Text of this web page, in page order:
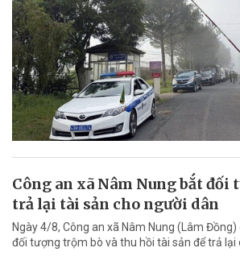
Công an xã Nâm Nung bắt đối
trả lại tài sản cho người dân
Ngày 4/8, Công an xã Nâm Nung (Lâm
đối tượng trộm bò và thu hồi tài sản để trả lại